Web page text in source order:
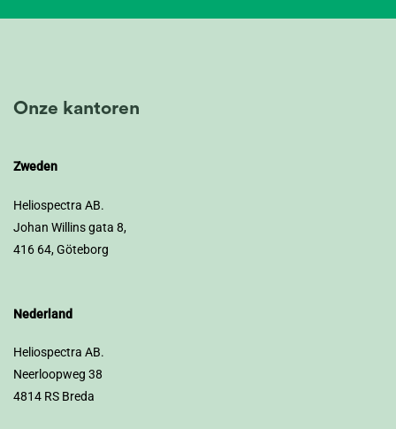
Onze kantoren
Zweden
Heliospectra AB.
Johan Willins gata 8,
416 64, Göteborg
Nederland
Heliospectra AB.
Neerloopweg 38
4814 RS Breda